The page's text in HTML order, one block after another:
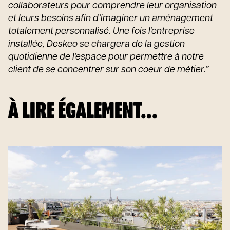
collaborateurs pour comprendre leur organisation
et leurs besoins afin d’imaginer un aménagement
totalement personnalisé. Une fois l’entreprise
installée, Deskeo se chargera de la gestion
quotidienne de l’espace pour permettre à notre
client de se concentrer sur son coeur de métier.”
À LIRE ÉGALEMENT...